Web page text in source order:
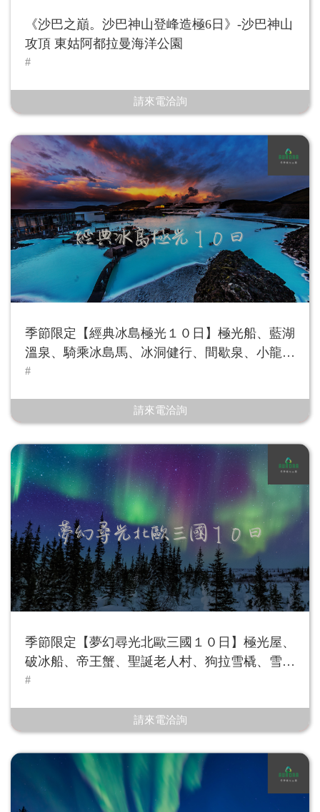
《沙巴之巔。沙巴神山登峰造極6日》-沙巴神山
攻頂 東姑阿都拉曼海洋公園
請來電洽詢
季節限定【經典冰島極光１０日】極光船、藍湖
溫泉、騎乘冰島馬、冰洞健行、間歇泉、小龍蝦
餐
請來電洽詢
季節限定【夢幻尋光北歐三國１０日】極光屋、
破冰船、帝王蟹、聖誕老人村、狗拉雪橇、雪上
摩托
請來電洽詢